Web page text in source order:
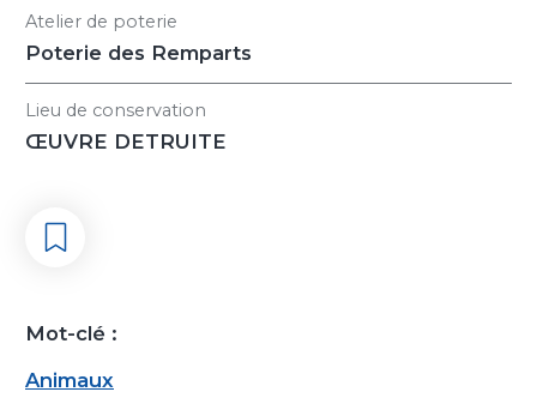
Atelier de poterie
Poterie des Remparts
Lieu de conservation
ŒUVRE DETRUITE
Mot-clé :
Animaux